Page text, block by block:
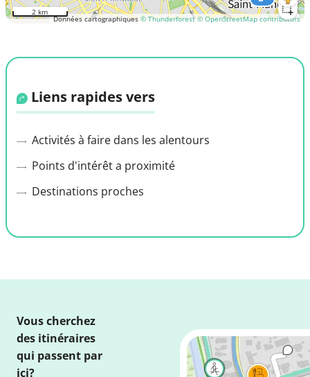
Données cartographiques© Thunderforest © OpenStreetMap contributors
2 km
Liens rapides vers
Activités à faire dans les alentours
Points d'intérêt a proximité
Destinations proches
Vous cherchez
des itinéraires
qui passent par
ici?